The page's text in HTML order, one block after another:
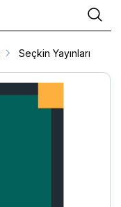
Seçkin Yayınları